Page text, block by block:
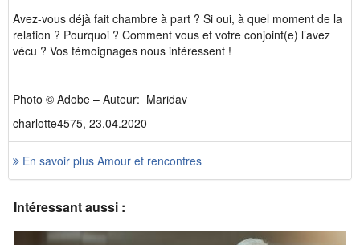
Avez-vous déjà fait chambre à part ? Si oui, à quel moment de la
relation ? Pourquoi ? Comment vous et votre conjoint(e) l’avez
vécu ? Vos témoignages nous intéressent !
Photo © Adobe – Auteur: Maridav
charlotte4575, 23.04.2020
En savoir plus Amour et rencontres
Intéressant aussi :